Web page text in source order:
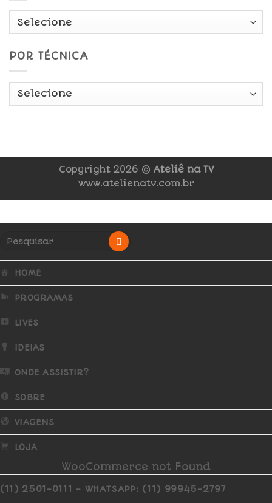
POR TÉCNICA
Copyright 2026 © Ateliê na TV
www.atelienatv.com.br
HOME
PROGRAMAS
LIVES
IDEIAS
ONDE ASSISTIR?
SOBRE
VIAGENS
LOJA
WooCommerce not Found
(11) 2501-0111 - WHATSAPP: (11) 99945-2797